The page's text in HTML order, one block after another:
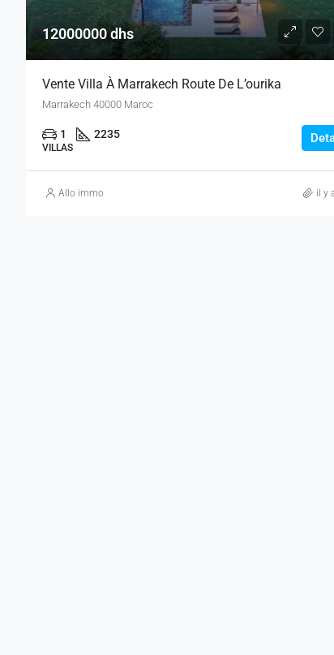
12000000 dhs
Vente Villa À Marrakech Route De L’ourika
Marrakech 40000 Maroc
1 2235
VILLAS
Allo immo il y